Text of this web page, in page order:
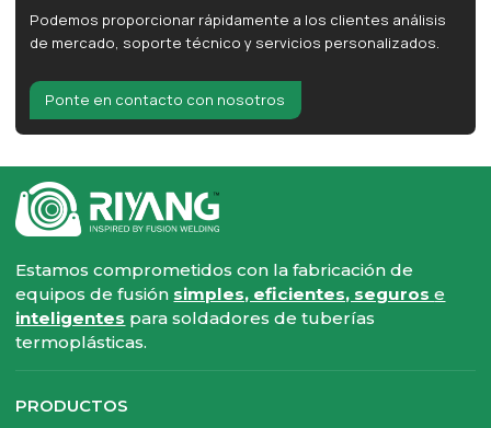
Podemos proporcionar rápidamente a los clientes análisis
de mercado, soporte técnico y servicios personalizados.
Ponte en contacto con nosotros
Estamos comprometidos con la fabricación de
equipos de fusión simples, eficientes, segurose
inteligentes para soldadores de tuberías
termoplásticas.
PRODUCTOS